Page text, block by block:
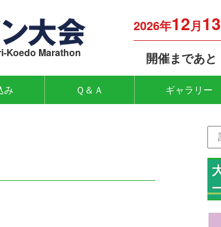
Koedo Marathon
2026年12月13
開催まであと
み Ｑ＆Ａ ギャラリー